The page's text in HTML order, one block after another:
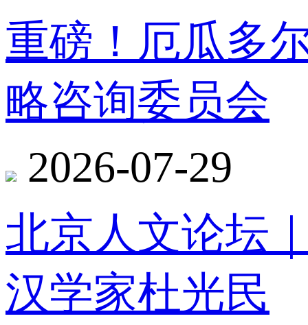
重磅！厄瓜多
略咨询委员会
2026-07-29
北京人文论坛
汉学家杜光民